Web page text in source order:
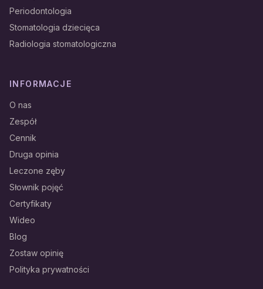
Periodontologia
Stomatologia dziecięca
Radiologia stomatologiczna
INFORMACJE
O nas
Zespół
Cennik
Druga opinia
Leczone zęby
Słownik pojęć
Certyfikaty
Wideo
Blog
Zostaw opinię
Polityka prywatności